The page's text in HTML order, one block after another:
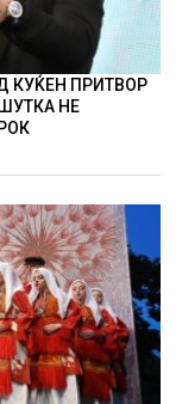
КУЌЕН ПРИТВОР
НЕ